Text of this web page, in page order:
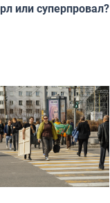
или суперпровал?